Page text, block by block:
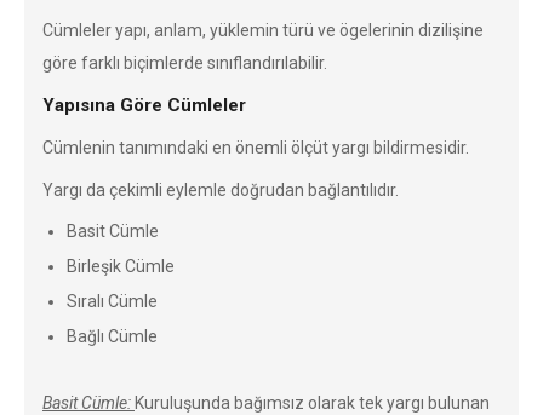
Cümleler yapı, anlam, yüklemin türü ve ögelerinin dizilişine
göre farklı biçimlerde sınıflandırılabilir.
Yapısına Göre Cümleler
Cümlenin tanımındaki en önemli ölçüt yargı bildirmesidir.
Yargı da çekimli eylemle doğrudan bağlantılıdır.
Basit Cümle
Birleşik Cümle
Sıralı Cümle
Bağlı Cümle
Basit Cümle: Kuruluşunda bağımsız olarak tek yargı bulunan